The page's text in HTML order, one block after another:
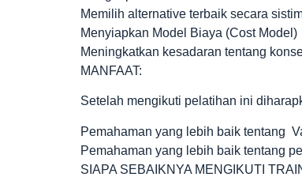
Memilih alternative terbaik secara
Menyiapkan Model Biaya (Cost Model)
Meningkatkan kesadaran tentang
MANFAAT:
Setelah mengikuti pelatihan ini
Pemahaman yang lebih baik tentang
Pemahaman yang lebih baik tentang
SIAPA SEBAIKNYA MENGIKUTI